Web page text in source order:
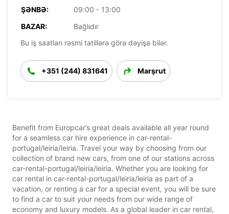
ŞƏNBƏ:
09:00 - 13:00
BAZAR:
Bağlıdır
Bu iş saatları rəsmi tatillərə görə dəyişə bilər.
+351 (244) 831641 Marşrut
Benefit from Europcar’s great deals available all year round
for a seamless car hire experience in car-rental-
portugal/leiria/leiria. Travel your way by choosing from our
collection of brand new cars, from one of our stations across
car-rental-portugal/leiria/leiria. Whether you are looking for
car rental in car-rental-portugal/leiria/leiria as part of a
vacation, or renting a car for a special event, you will be sure
to find a car to suit your needs from our wide range of
economy and luxury models. As a global leader in car rental,